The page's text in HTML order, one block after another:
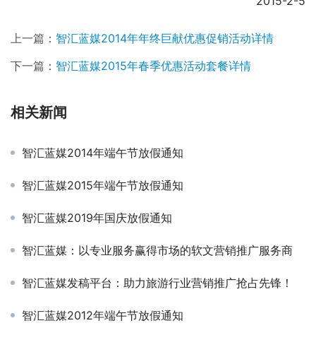
上一篇： 智汇蓝媒2014年年终巨献优惠促销活动详情
下一篇： 智汇蓝媒2015年春季优惠活动套餐详情
相关新闻
智汇蓝媒2014年端午节放假通知
智汇蓝媒2015年端午节放假通知
智汇蓝媒2019年国庆放假通知
智汇蓝媒：以专业服务赢得市场的软文营销推广服务商
智汇蓝媒发稿平台：助力旅游行业营销推广抢占先锋！
智汇蓝媒2012年端午节放假通知